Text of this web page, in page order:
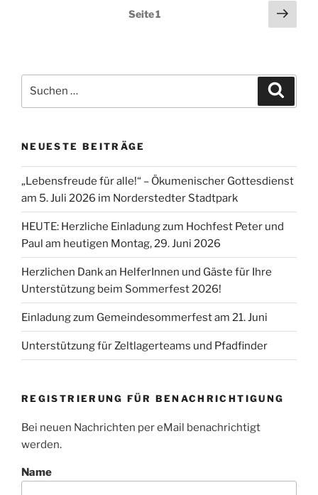
Seitennummerierung
Seite1
nach:
NEUESTE BEITRÄGE
„Lebensfreude für alle!“ – Ökumenischer Gottesdienst
am 5. Juli 2026 im Norderstedter Stadtpark
HEUTE: Herzliche Einladung zum Hochfest Peter und
Paul am heutigen Montag, 29. Juni 2026
Herzlichen Dank an HelferInnen und Gäste für Ihre
Unterstützung beim Sommerfest 2026!
Einladung zum Gemeindesommerfest am 21. Juni
Unterstützung für Zeltlagerteams und Pfadfinder
REGISTRIERUNG FÜR BENACHRICHTIGUNG
Bei neuen Nachrichten per eMail benachrichtigt
werden.
Name